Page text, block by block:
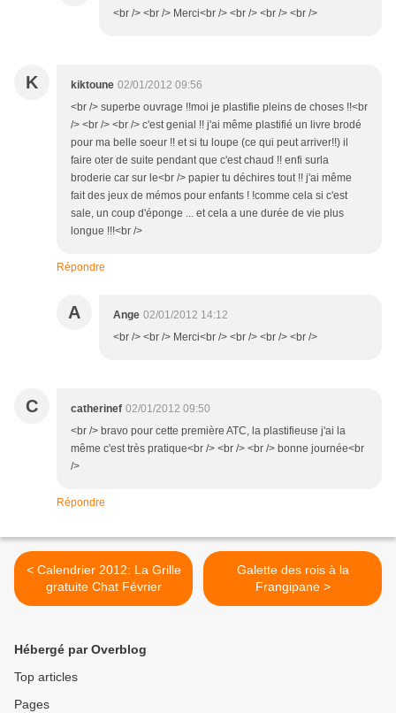
<br /> <br /> Merci<br /> <br /> <br /> <br />
K kiktoune 02/01/2012 09:56
<br /> superbe ouvrage !!moi je plastifie pleins de choses !!<br
/> <br /> <br /> c'est genial !! j'ai même plastifié un livre brodé
pour ma belle soeur !! et si tu loupe (ce qui peut arriver!!) il
faire oter de suite pendant que c'est chaud !! enfi surla
broderie car sur le<br /> papier tu déchires tout !! j'ai même
fait des jeux de mémos pour enfants ! !comme cela si c'est
sale, un coup d'éponge ... et cela a une durée de vie plus
longue !!!<br />
Répondre
A Ange 02/01/2012 14:12
<br /> <br /> Merci<br /> <br /> <br /> <br />
C catherinef 02/01/2012 09:50
<br /> bravo pour cette première ATC, la plastifieuse j'ai la
même c'est très pratique<br /> <br /> <br /> bonne journée<br
/>
Répondre
< Calendrier 2012: La Grille
gratuite Chat Février
Galette des rois à la
Frangipane >
Hébergé par Overblog
Top articles
Pages